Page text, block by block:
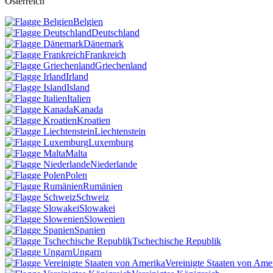
Belgien
Deutschland
Dänemark
Frankreich
Griechenland
Irland
Island
Italien
Kanada
Kroatien
Liechtenstein
Luxemburg
Malta
Niederlande
Polen
Rumänien
Schweiz
Slowakei
Slowenien
Spanien
Tschechische Republik
Ungarn
Vereinigte Staaten von